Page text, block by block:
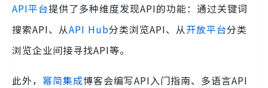
API平台提供了多种维度发现API的功能：通过关键词
搜索API、从API Hub分类浏览API、从开放平台分类
浏览企业间接寻找API等。
此外， 幂简集成博客会编写API入门指南、多语言API